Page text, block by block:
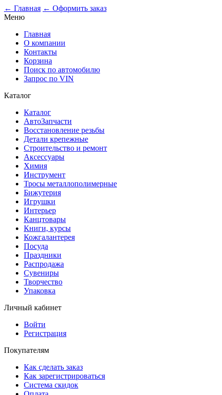
← Главная ← Оформить заказ
Меню
Главная
О компании
Контакты
Корзина
Поиск по автомобилю
Запрос по VIN
Каталог
Каталог
АвтоЗапчасти
Восстановление резьбы
Детали крепежные
Строительство и ремонт
Аксессуары
Химия
Инструмент
Тросы металлополимерные
Бижутерия
Игрушки
Интерьер
Канцтовары
Книги, курсы
Кожгалантерея
Посуда
Праздники
Распродажа
Сувениры
Творчество
Упаковка
Личный кабинет
Войти
Регистрация
Покупателям
Как сделать заказ
Как зарегистрироваться
Система скидок